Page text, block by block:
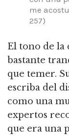
me
257)
El tono de la
bastante
que temer.
escriba del
como una
expertos
que era una